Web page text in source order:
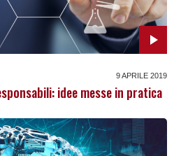
9 APRILE 2019
idee messe in pratica